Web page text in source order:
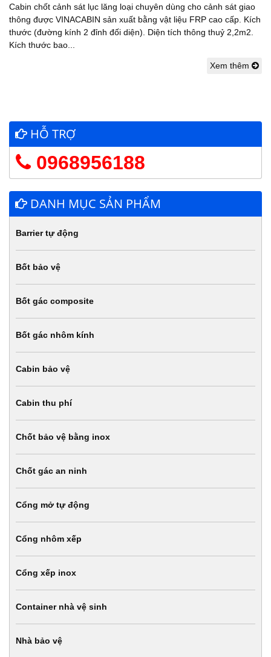
Cabin chốt cảnh sát lục lăng loại chuyên dùng cho cảnh sát giao
thông được VINACABIN sản xuất bằng vật liệu FRP cao cấp. Kích
thước (đường kính 2 đỉnh đối diện). Diện tích thông thuỷ 2,2m2.
Kích thước bao...
Xem thêm
HỖ TRỢ
0968956188
DANH MỤC SẢN PHẨM
Barrier tự động
Bốt bảo vệ
Bốt gác composite
Bốt gác nhôm kính
Cabin bảo vệ
Cabin thu phí
Chốt bảo vệ bằng inox
Chốt gác an ninh
Cổng mở tự động
Cổng nhôm xếp
Cổng xếp inox
Container nhà vệ sinh
Nhà bảo vệ